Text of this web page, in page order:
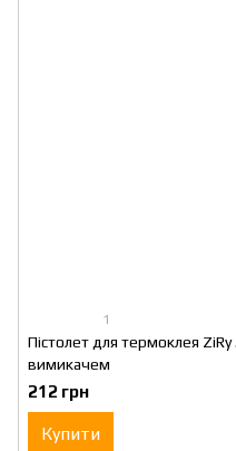
1
Пістолет для термоклея
вимикачем
212 грн
Купити